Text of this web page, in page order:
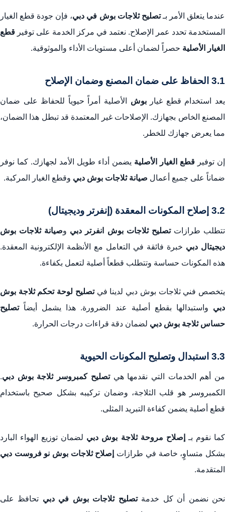
عندما يتعلق الأمر بـتصليح ثلاجات بوش في دبي، فإن جودة قطع الغيار
المستخدمة تحدد عمر الإصلاح. نعتمد في مركز الخدمة على توفير قطع
الغيار الأصلية حصراً لضمان أعلى مستويات الأداء والموثوقية.
3.1 الحفاظ على ضمان المصنع وضمان الإصلاح
يعد استخدام قطع غياربوش الأصلية أمراً حيوياً للحفاظ على ضمان
المصنع الخاص بجهازك. الإصلاحات غير المعتمدة قد تبطل هذا الضمان،
مما يعرض جهازك للخطر.
إن توفير قطع الغيار الأصلية يضمن أداء طويل الأمد لجهازك. كما نوفر
ضماناً على جميع أعمال صيانة ثلاجات بوش دبي وقطع الغيار المركبة.
3.2 إصلاح المكونات المعقدة (إنفرتر وديجيتال)
تتطلب طرازاتتصليح ثلاجات بوش انفرتر دبي وصيانة ثلاجات بوش
ديجيتال دبي خبرة فائقة في التعامل مع الأنظمة الإلكترونية المعقدة.
هذه المكونات حساسة وتتطلب قطعاً أصلية لتعمل بكفاءة.
يتخصص فني ثلاجات بوش دبي لدينا فيتصليح لوحة تحكم ثلاجة بوش
دبي واستبدالها بقطع أصلية عند الضرورة. هذا يشمل أيضاًتصليح
حساس ثلاجة بوش دبي لضمان دقة قراءات درجات الحرارة.
3.3 استبدال وتصليح المكونات الحيوية
من أهم الخدمات التي نقدمها هيتصليح كمبروسر ثلاجة بوش دبي.
الكمبروسر هو قلب الثلاجة، وضمان تركيبه بشكل صحيح باستخدام
قطع أصلية يضمن كفاءة التبريد المثلى.
كما نقوم بـإصلاح مروحة ثلاجة بوش دبي لضمان توزيع الهواء البارد
بشكل متساوٍ، خاصة في طرازات إصلاح ثلاجات بوش نو فروست دبي
المتقدمة.
نحن نضمن أن كل خدمةتصليح ثلاجات بوش في دبي تحافظ على